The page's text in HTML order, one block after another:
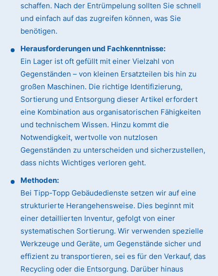
schaffen. Nach der Entrümpelung sollten Sie schnell
und einfach auf das zugreifen können, was Sie
benötigen.
Herausforderungen und Fachkenntnisse:
Ein Lager ist oft gefüllt mit einer Vielzahl von
Gegenständen – von kleinen Ersatzteilen bis hin zu
großen Maschinen. Die richtige Identifizierung,
Sortierung und Entsorgung dieser Artikel erfordert
eine Kombination aus organisatorischen Fähigkeiten
und technischem Wissen. Hinzu kommt die
Notwendigkeit, wertvolle von nutzlosen
Gegenständen zu unterscheiden und sicherzustellen,
dass nichts Wichtiges verloren geht.
Methoden:
Bei Tipp-Topp Gebäudedienste setzen wir auf eine
strukturierte Herangehensweise. Dies beginnt mit
einer detaillierten Inventur, gefolgt von einer
systematischen Sortierung. Wir verwenden spezielle
Werkzeuge und Geräte, um Gegenstände sicher und
effizient zu transportieren, sei es für den Verkauf, das
Recycling oder die Entsorgung. Darüber hinaus